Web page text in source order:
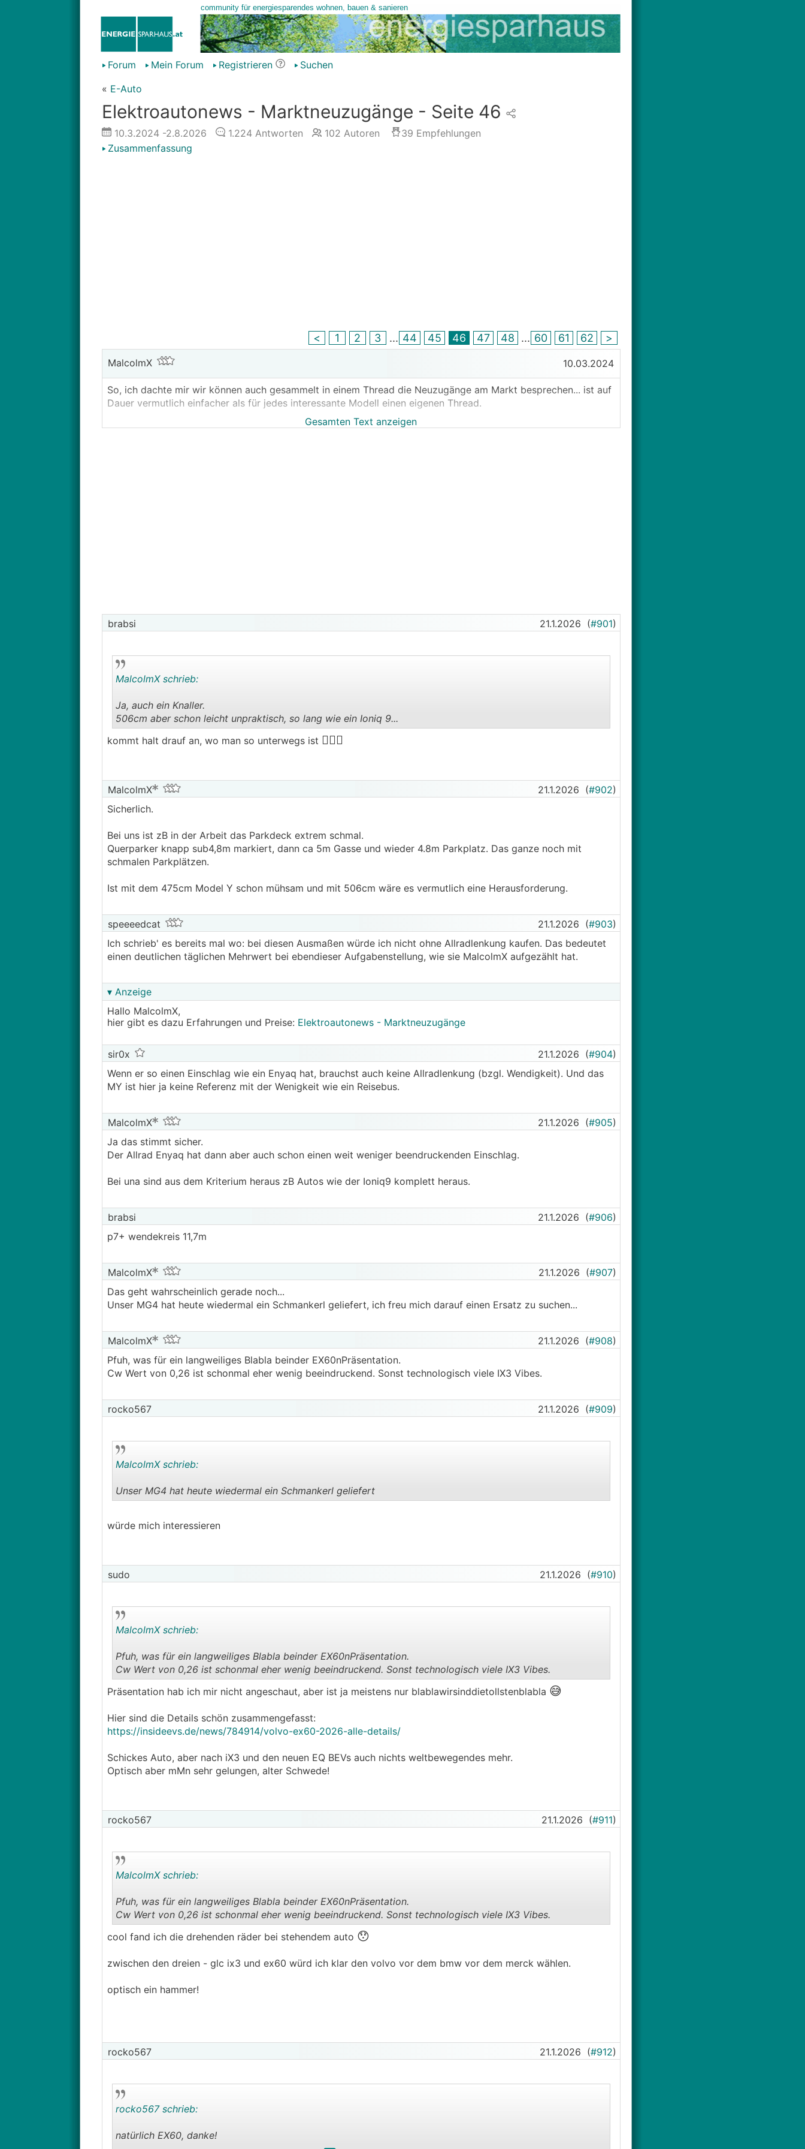
Forum Mein Forum Registrieren
Suchen
« E-Auto
Elektroautonews - Marktneuzugänge - Seite 46
10.3.2024 -2.8.2026 1.224Antworten 102 Autoren 39 Empfehlungen
Zusammenfassung
< 1 2 3 ... 44 45 46 47 48 ... 60 61 62 >
MalcolmX 10.03.2024
So, ich dachte mir wir können auch gesammelt in einem Thread die Neuzugänge am Markt besprechen... ist auf
Dauer vermutlich einfacher als für jedes interessante Modell einen eigenen Thread.
Ich mach mal den Start mit den Gerüchten rund um den MG4 Kombi, der den MG5 beerben soll.
Gesamten Text anzeigen
brabsi 21.1.2026 (#901)
..
MalcolmX schrieb:
Ja, auch ein Knaller.
506cm aber schon leicht unpraktisch, so lang wie ein Ioniq 9...
kommt halt drauf an, wo man so unterwegs ist 🤷🏼‍♂️
MalcolmX 21.1.2026 (#902)
Sicherlich.
Bei uns ist zB in der Arbeit das Parkdeck extrem schmal.
Querparker knapp sub4,8m markiert, dann ca 5m Gasse und wieder 4.8m Parkplatz. Das ganze noch mit
schmalen Parkplätzen.
Ist mit dem 475cm Model Y schon mühsam und mit 506cm wäre es vermutlich eine Herausforderung.
speeeedcat 21.1.2026 (#903)
Ich schrieb' es bereits mal wo: bei diesen Ausmaßen würde ich nicht ohne Allradlenkung kaufen. Das bedeutet
einen deutlichen täglichen Mehrwert bei ebendieser Aufgabenstellung, wie sie MalcolmX aufgezählt hat.
▾ Anzeige
Hallo MalcolmX,
hier gibt es dazu Erfahrungen und Preise: Elektroautonews - Marktneuzugänge
sir0x 21.1.2026 (#904)
Wenn er so einen Einschlag wie ein Enyaq hat, brauchst auch keine Allradlenkung (bzgl. Wendigkeit). Und das
MY ist hier ja keine Referenz mit der Wenigkeit wie ein Reisebus.
MalcolmX 21.1.2026 (#905)
Ja das stimmt sicher.
Der Allrad Enyaq hat dann aber auch schon einen weit weniger beendruckenden Einschlag.
Bei una sind aus dem Kriterium heraus zB Autos wie der Ioniq9 komplett heraus.
brabsi 21.1.2026 (#906)
p7+ wendekreis 11,7m
MalcolmX 21.1.2026 (#907)
Das geht wahrscheinlich gerade noch...
Unser MG4 hat heute wiedermal ein Schmankerl geliefert, ich freu mich darauf einen Ersatz zu suchen...
MalcolmX 21.1.2026 (#908)
Pfuh, was für ein langweiliges Blabla beinder EX60nPräsentation.
Cw Wert von 0,26 ist schonmal eher wenig beeindruckend. Sonst technologisch viele IX3 Vibes.
rocko567 21.1.2026 (#909)
MalcolmX schrieb:
Unser MG4 hat heute wiedermal ein Schmankerl geliefert
würde mich interessieren
sudo 21.1.2026 (#910)
..
MalcolmX schrieb:
Pfuh, was für ein langweiliges Blabla beinder EX60nPräsentation.
Cw Wert von 0,26 ist schonmal eher wenig beeindruckend. Sonst technologisch viele IX3 Vibes.
Präsentation hab ich mir nicht angeschaut, aber ist ja meistens nur blablawirsinddietollstenblabla 😅
Hier sind die Details schön zusammengefasst:
https://insideevs.de/news/784914/volvo-ex60-2026-alle-details/
Schickes Auto, aber nach iX3 und den neuen EQ BEVs auch nichts weltbewegendes mehr.
Optisch aber mMn sehr gelungen, alter Schwede!
rocko567 21.1.2026 (#911)
..
MalcolmX schrieb:
Pfuh, was für ein langweiliges Blabla beinder EX60nPräsentation.
Cw Wert von 0,26 ist schonmal eher wenig beeindruckend. Sonst technologisch viele IX3 Vibes.
cool fand ich die drehenden räder bei stehendem auto 😯
zwischen den dreien - glc ix3 und ex60 würd ich klar den volvo vor dem bmw vor dem merck wählen.
optisch ein hammer!
rocko567 21.1.2026 (#912)
rocko567 schrieb:
natürlich EX60, danke!